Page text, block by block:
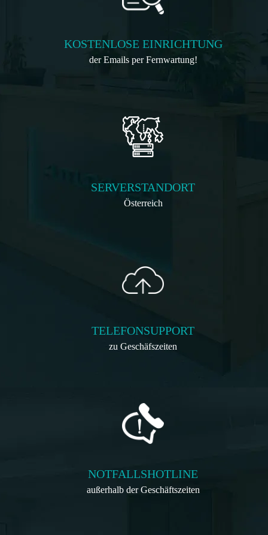
KOSTENLOSE EINRICHTUNG
der Emails per Fernwartung!
SERVERSTANDORT
Österreich
TELEFONSUPPORT
zu Geschäfszeiten
NOTFALLSHOTLINE
außerhalb der Geschäftszeiten